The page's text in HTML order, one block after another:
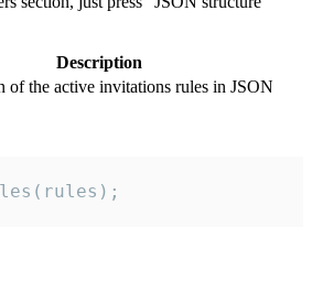
Description
of the active invitations rules in JSON